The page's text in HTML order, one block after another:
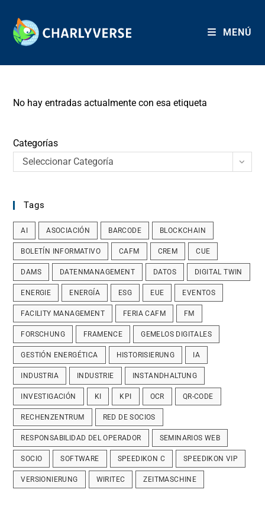
content
MENÚ
No hay entradas actualmente con esa etiqueta
Categorías
Seleccionar Categoría
Tags
AI ASOCIACIÓN BARCODE BLOCKCHAIN
BOLETÍN INFORMATIVO CAFM CREM CUE
DAMS DATENMANAGEMENT DATOS DIGITAL TWIN
ENERGIE ENERGÍA ESG EUE EVENTOS
FACILITY MANAGEMENT FERIA CAFM FM
FORSCHUNG FRAMENCE GEMELOS DIGITALES
GESTIÓN ENERGÉTICA HISTORISIERUNG IA
INDUSTRIA INDUSTRIE INSTANDHALTUNG
INVESTIGACIÓN KI KPI OCR QR-CODE
RECHENZENTRUM RED DE SOCIOS
RESPONSABILIDAD DEL OPERADOR SEMINARIOS WEB
SOCIO SOFTWARE SPEEDIKON C SPEEDIKON VIP
VERSIONIERUNG WIRITEC ZEITMASCHINE